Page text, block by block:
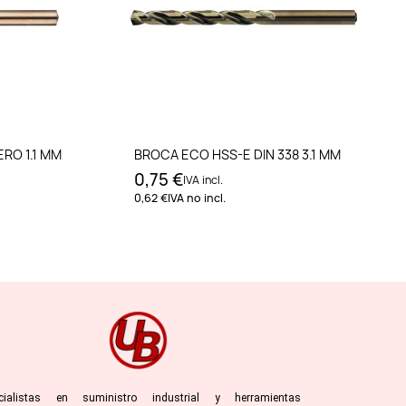
1.1 MM Añadir al carrito
BROCA ECO HSS-E DIN 338 3.1 MM
0,75 €IVA incl.
0,62 €IVA no incl.
en suministro industrial y herramientas